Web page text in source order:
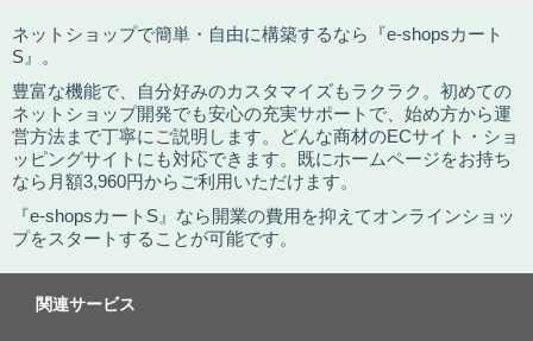
ネットショップで簡単・自由に構築するなら『e-shopsカート
S』。
豊富な機能で、自分好みのカスタマイズもラクラク。初めての
ネットショップ開発でも安心の充実サポートで、始め方から運
営方法まで丁寧にご説明します。どんな商材のECサイト・ショ
ッピングサイトにも対応できます。既にホームページをお持ち
なら月額3,960円からご利用いただけます。
『e-shopsカートS』なら開業の費用を抑えてオンラインショッ
プをスタートすることが可能です。
関連サービス